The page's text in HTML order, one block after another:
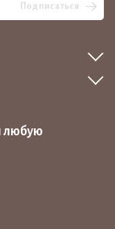
Подписаться
любую